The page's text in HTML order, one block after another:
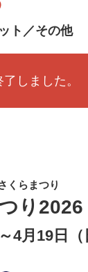
ト／その他
しました。
くらまつり
り2026
4月19日（